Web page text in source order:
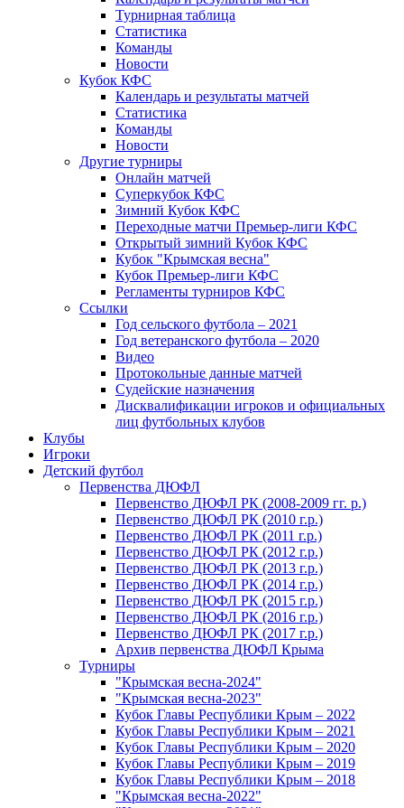
Турнирная таблица
Статистика
Команды
Новости
Кубок КФС
Календарь и результаты матчей
Статистика
Команды
Новости
Другие турниры
Онлайн матчей
Суперкубок КФС
Зимний Кубок КФС
Переходные матчи Премьер-лиги КФС
Открытый зимний Кубок КФС
Кубок "Крымская весна"
Кубок Премьер-лиги КФС
Регламенты турниров КФС
Ссылки
Год сельского футбола – 2021
Год ветеранского футбола – 2020
Видео
Протокольные данные матчей
Судейские назначения
Дисквалификации игроков и официальных
лиц футбольных клубов
Клубы
Игроки
Детский футбол
Первенства ДЮФЛ
Первенство ДЮФЛ РК (2008-2009 гг. р.)
Первенство ДЮФЛ РК (2010 г.р.)
Первенство ДЮФЛ РК (2011 г.р.)
Первенство ДЮФЛ РК (2012 г.р.)
Первенство ДЮФЛ РК (2013 г.р.)
Первенство ДЮФЛ РК (2014 г.р.)
Первенство ДЮФЛ РК (2015 г.р.)
Первенство ДЮФЛ РК (2016 г.р.)
Первенство ДЮФЛ РК (2017 г.р.)
Архив первенства ДЮФЛ Крыма
Турниры
"Крымская весна-2024"
"Крымская весна-2023"
Кубок Главы Республики Крым – 2022
Кубок Главы Республики Крым – 2021
Кубок Главы Республики Крым – 2020
Кубок Главы Республики Крым – 2019
Кубок Главы Республики Крым – 2018
"Крымская весна-2022"